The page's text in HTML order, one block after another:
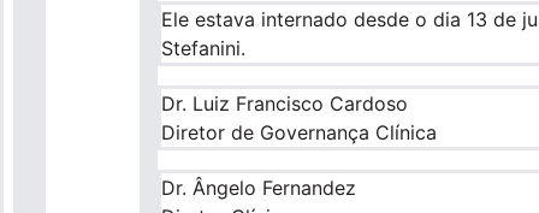
Ele estava internado desde o dia 13 de
Stefanini.
Dr. Luiz Francisco Cardoso
Diretor de Governança Clínica
Dr. Ângelo Fernandez